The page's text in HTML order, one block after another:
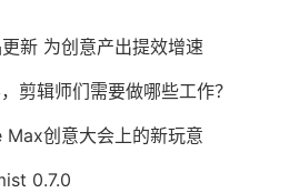
新 为创意产出提效增速
剪辑师们需要做哪些工作？
创意大会上的新玩意
0.7.0